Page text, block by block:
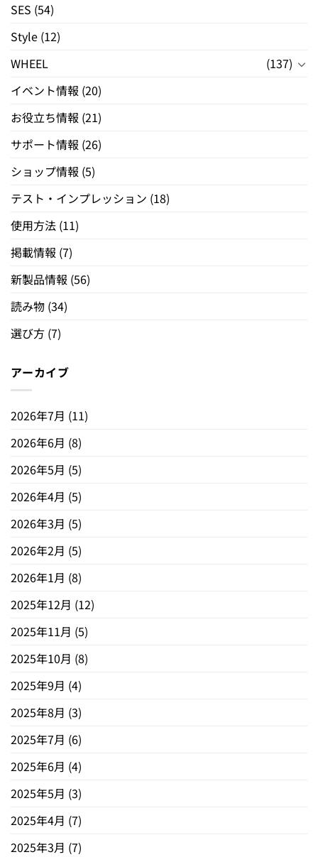
SES (54)
Style (12)
WHEEL
(137)
イベント情報 (20)
お役立ち情報 (21)
サポート情報 (26)
ショップ情報 (5)
テスト・インプレッション (18)
使用方法 (11)
掲載情報 (7)
新製品情報 (56)
読み物 (34)
選び方 (7)
アーカイブ
2026年7月 (11)
2026年6月 (8)
2026年5月 (5)
2026年4月 (5)
2026年3月 (5)
2026年2月 (5)
2026年1月 (8)
2025年12月 (12)
2025年11月 (5)
2025年10月 (8)
2025年9月 (4)
2025年8月 (3)
2025年7月 (6)
2025年6月 (4)
2025年5月 (3)
2025年4月 (7)
2025年3月 (7)